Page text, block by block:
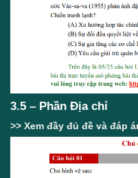
3.5 – Phần Địa chỉ
>> Xem đầy đủ đề và đáp